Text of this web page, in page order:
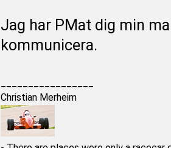
Jag har PMat dig min
kommunicera.
Christian Merheim